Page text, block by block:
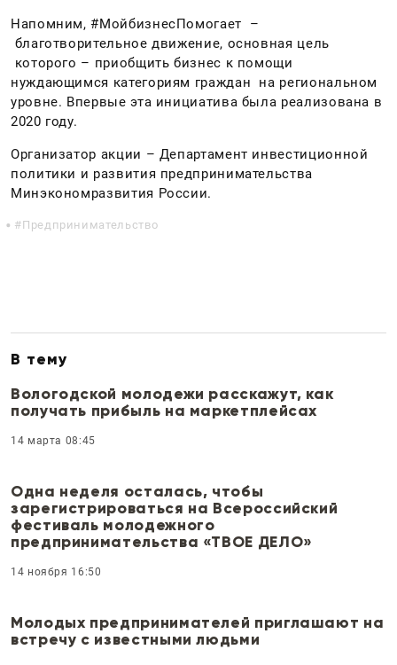
Напомним, #МойбизнесПомогает –
благотворительное движение, основная цель
которого – приобщить бизнес к помощи
нуждающимся категориям граждан на региональном
уровне. Впервые эта инициатива была реализована в
2020 году.
Организатор акции – Департамент инвестиционной
политики и развития предпринимательства
Минэкономразвития России.
Предпринимательство
В тему
Вологодской молодежи расскажут, как
получать прибыль на маркетплейсах
14 марта 08:45
Одна неделя осталась, чтобы
зарегистрироваться на Всероссийский
фестиваль молодежного
предпринимательства «ТВОЕ ДЕЛО»
14 ноября 16:50
Молодых предпринимателей приглашают на
встречу с известными людьми